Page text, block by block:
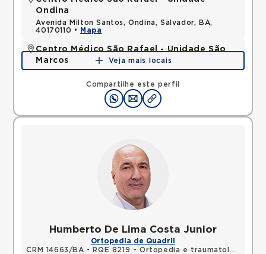
Compartilhe este perfil
Ondina
Avenida Milton Santos, Ondina, Salvador, BA,
40170110 •
Mapa
Centro Médico São Rafael - Unidade São
Marcos
Avenida Sao Rafael, Sao Marcos, Salvador, BA,
Mapa
Veja mais locais
Humberto De Lima Costa Junior
Ortopedia de Quadril
CRM 14663/BA •
RQE 8219 - Ortopedia e traumatologia